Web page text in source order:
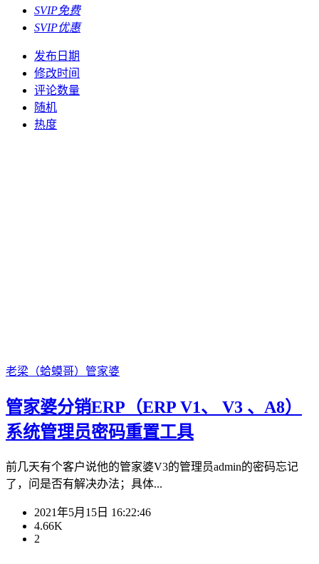
SVIP免费
SVIP优惠
发布日期
修改时间
评论数量
随机
热度
老梁（蛤蟆哥） 管家婆
管家婆分销ERP（ERP V1、 V3 、A8）
系统管理员密码重置工具
前几天有个客户说他的管家婆V3的管理员admin的密码忘记
了，问是否有解决办法；具体...
2021年5月15日 16:22:46
4.66K
2